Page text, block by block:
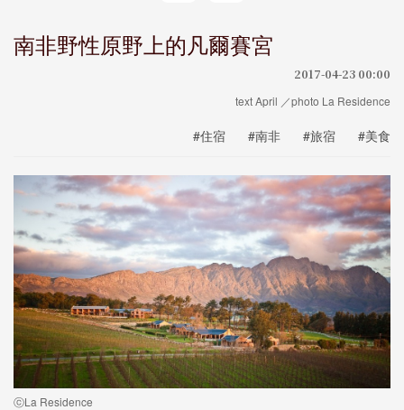
南非野性原野上的凡爾賽宮
2017-04-23 00:00
text April ／photo La Residence
#住宿 #南非 #旅宿 #美食
ⓒLa Residence